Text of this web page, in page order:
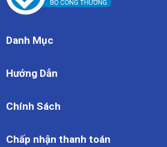
Danh Mục
Hướng Dẫn
Chính Sách
Chấp nhận thanh toán